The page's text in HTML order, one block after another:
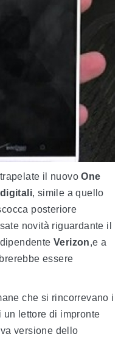
il nuovoOne
, simile a quello
posteriore
novità riguardante il
Verizon,e a
essere
che si rincorrevano i
lettore di impronte
versione dello